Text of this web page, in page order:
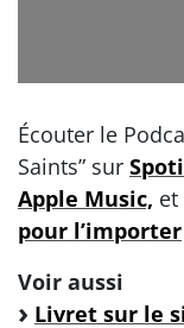
Écouter le
Saints” sur
Apple Music, et
pour l’importer
Voir aussi
Livret sur le